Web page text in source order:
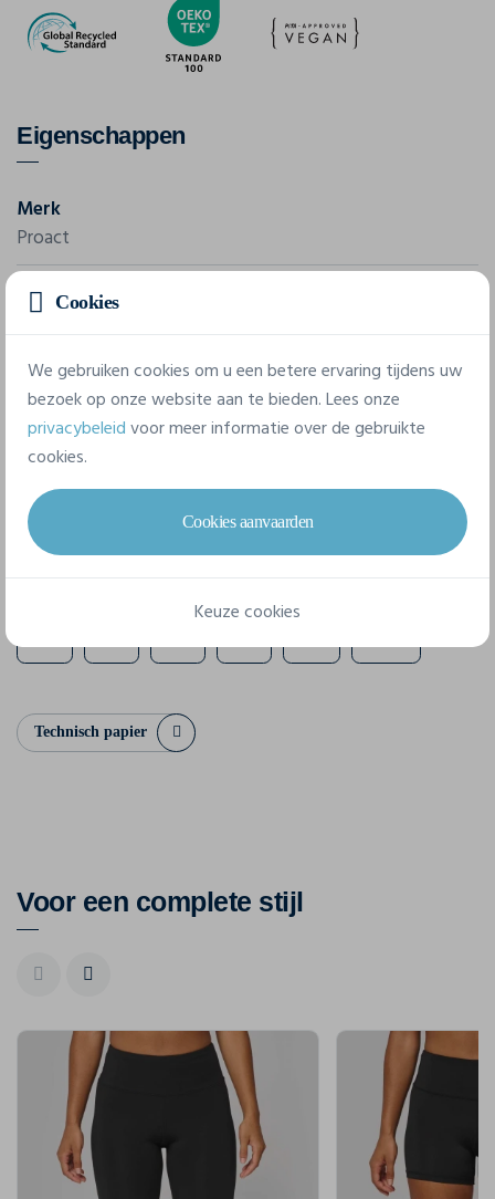
Eigenschappen
Merk
Proact
Referentie
PA4013
Gram/m²
130 g/m²
Samenstelling
100% Polyester
6 beschikbare maten
Technisch papier
Voor een complete stijl
Cookies
We gebruiken cookies om u een betere ervaring tijdens uw
bezoek op onze website aan te bieden. Lees onze
privacybeleidvoor meer informatie over de gebruikte
cookies.
Cookies aanvaarden
Keuze cookies